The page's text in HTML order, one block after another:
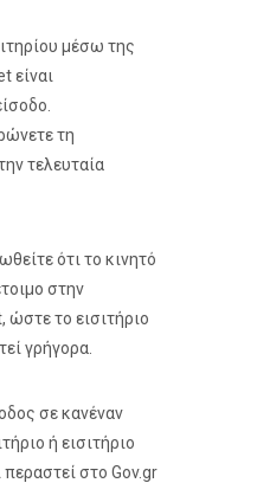
μέσω της
είναι
τη
τελευταία
ότι το κινητό
στην
ώστε το εισιτήριο
γρήγορα.
σε κανέναν
ή εισιτήριο
περαστεί στο Gov.gr